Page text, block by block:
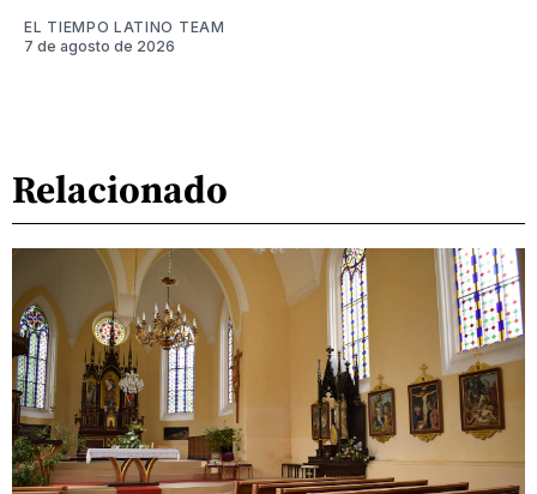
EL TIEMPO LATINO TEAM
7 de agosto de 2026
Relacionado